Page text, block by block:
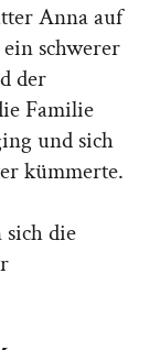
Anna auf
schwerer
der
Familie
und sich
kümmerte.
sich die